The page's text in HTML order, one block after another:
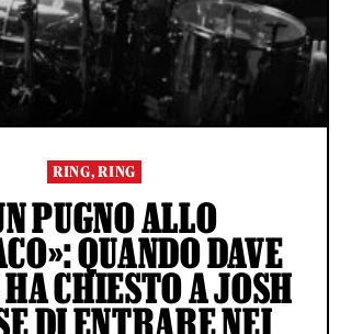
RING, RING
PUGNO ALLO
QUANDO DAVE
CHIESTO A JOSH
DI ENTRARE NEI